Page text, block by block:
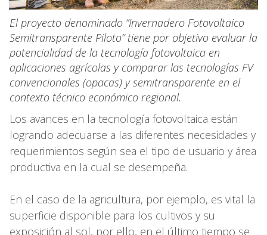
El proyecto denominado “Invernadero Fotovoltaico
Semitransparente Piloto” tiene por objetivo evaluar la
potencialidad de la tecnología fotovoltaica en
aplicaciones agrícolas y comparar las tecnologías FV
convencionales (opacas) y semitransparente en el
contexto técnico económico regional.
Los avances en la tecnología fotovoltaica están
logrando adecuarse a las diferentes necesidades y
requerimientos según sea el tipo de usuario y área
productiva en la cual se desempeña.
En el caso de la agricultura, por ejemplo, es vital la
superficie disponible para los cultivos y su
exposición al sol, por ello, en el último tiempo se